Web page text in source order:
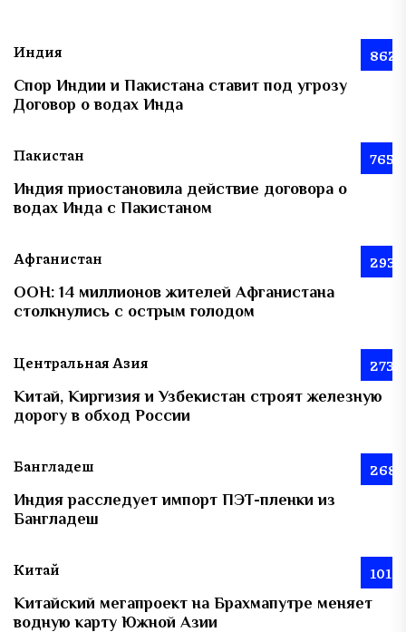
Индия 862
Спор Индии и Пакистана ставит под угрозу
Договор о водах Инда
Пакистан 765
Индия приостановила действие договора о
водах Инда с Пакистаном
Афганистан 293
ООН: 14 миллионов жителей Афганистана
столкнулись с острым голодом
Центральная Азия 273
Китай, Киргизия и Узбекистан строят железную
дорогу в обход России
Бангладеш 268
Индия расследует импорт ПЭТ-пленки из
Бангладеш
Китай 101
Китайский мегапроект на Брахмапутре меняет
водную карту Южной Азии